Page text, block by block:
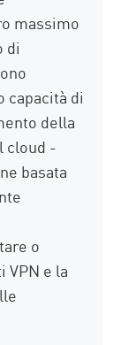
massimo
di
capacità di
della
cloud -
basata
o
e la